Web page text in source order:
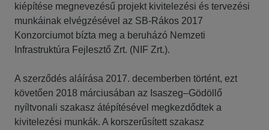
kiépítése megnevezésű projekt kivitelezési és tervezési
munkáinak elvégzésével az SB-Rákos 2017
Konzorciumot bízta meg a beruházó Nemzeti
Infrastruktúra Fejlesztő Zrt. (NIF Zrt.).
A szerződés aláírása 2017. decemberben történt, ezt
követően 2018 márciusában az Isaszeg–Gödöllő
nyíltvonali szakasz átépítésével megkezdődtek a
kivitelezési munkák. A korszerűsített szakasz